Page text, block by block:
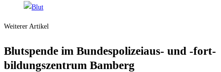
Weiterer Artikel
Blut­spen­de im Bun­des­po­li­zei­aus- und ‑fort­
bil­dungs­zen­trum Bamberg